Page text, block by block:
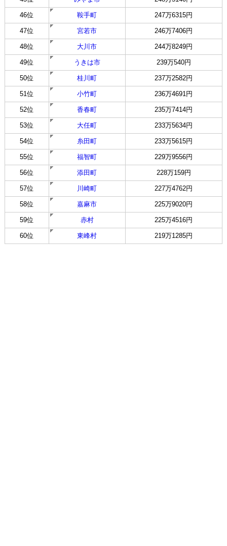
46位 鞍手町 247万6315円
47位 宮若市 246万7406円
48位 大川市 244万8249円
49位 うきは市 239万540円
50位 桂川町 237万2582円
51位 小竹町 236万4691円
52位 香春町 235万7414円
53位 大任町 233万5634円
54位 糸田町 233万5615円
55位 福智町 229万9556円
56位 添田町 228万159円
57位 川崎町 227万4762円
58位 嘉麻市 225万9020円
59位 赤村 225万4516円
60位 東峰村 219万1285円